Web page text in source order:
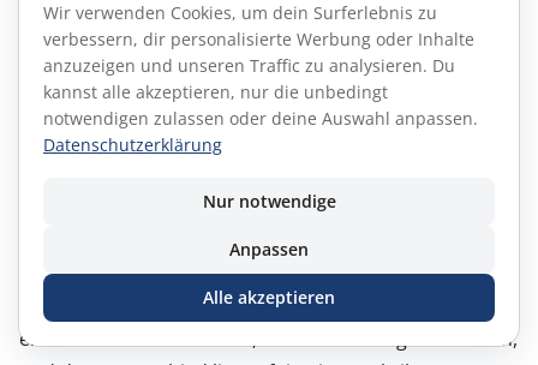
Was ist die Mindestpunktzahl für die ICF-ACC-
Prüfung?
Kandidaten müssen mindestens 460 auf einer Skala
von 200–600 erreichen, was bedeutet, dass etwa 76 %
Die ICF-ACC-Prüfung ist mit gezielter Vorbereitung sehr
gut machbar, kann aber knifflig sein. Viele Fragen
enthalten zwei Antworten, die beide richtig erscheinen,
Wir verwenden Cookies, um dein Surferlebnis zu
verbessern, dir personalisierte Werbung oder Inhalte
anzuzeigen und unseren Traffic zu analysieren. Du
kannst alle akzeptieren, nur die unbedingt
notwendigen zulassen oder deine Auswahl anpassen.
Datenschutzerklärung
Nur notwendige
Anpassen
Alle akzeptieren